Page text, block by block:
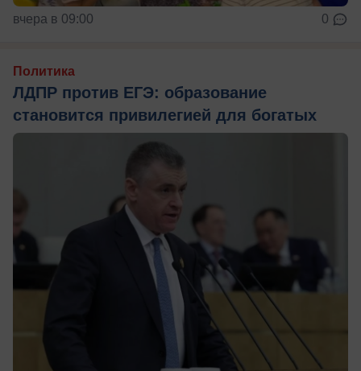
вчера в 09:00 0
Политика
ЛДПР против ЕГЭ: образование
становится привилегией для богатых